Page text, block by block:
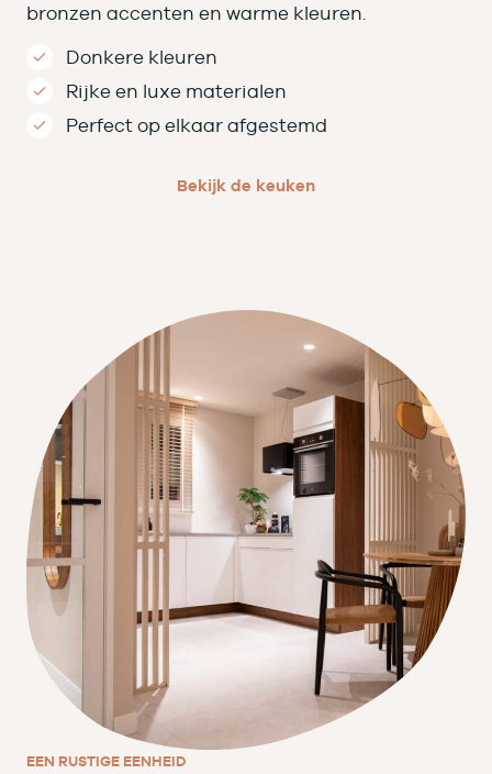
bronzen accenten en warme kleuren.
Donkere kleuren
Rijke en luxe materialen
Perfect op elkaar afgestemd
Bekijk de keuken
EEN RUSTIGE EENHEID